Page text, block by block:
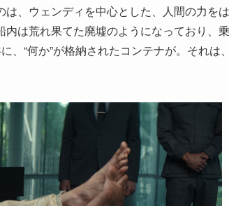
、ウェンディを中心とした、人間の力を
は荒れ果てた廃墟のようになっており、
、“何か”が格納されたコンテナが。それは